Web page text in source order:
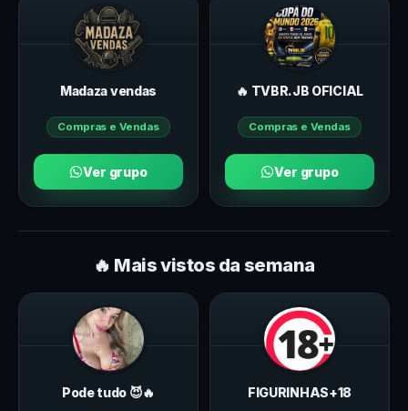
Madaza vendas
Compras e Vendas
Ver grupo
🔥 TVBR.JB OFICIAL
Compras e Vendas
Ver grupo
🔥 Mais vistos da semana
Pode tudo 😈🔥 FIGURINHAS+18